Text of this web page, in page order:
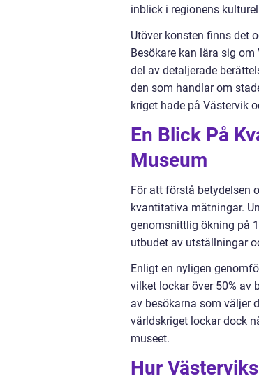
inblick i regionens
Utöver konsten finns det
Besökare kan lära sig
del av detaljerade
den som handlar om
kriget hade på Västervik
En Blick På
Museum
För att förstå betydelsen
kvantitativa mätningar.
genomsnittlig ökning på
utbudet av utställningar
Enligt en nyligen
vilket lockar över 50% av
av besökarna som väljer
världskriget lockar dock
museet.
Hur